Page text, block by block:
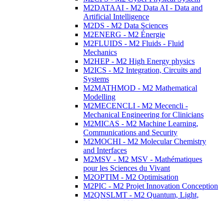
M2DATAAI - M2 Data AI - Data and
Artificial Intelligence
M2DS - M2 Data Sciences
M2ENERG - M2 Énergie
M2FLUIDS - M2 Fluids - Fluid
Mechanics
M2HEP - M2 High Energy physics
M2ICS - M2 Integration, Circuits and
Systems
M2MATHMOD - M2 Mathematical
Modelling
M2MECENCLI - M2 Mecencli -
Mechanical Engineering for Clinicians
M2MICAS - M2 Machine Learning,
Communications and Security
M2MOCHI - M2 Molecular Chemistry
and Interfaces
M2MSV - M2 MSV - Mathématiques
pour les Sciences du Vivant
M2OPTIM - M2 Optimisation
M2PIC - M2 Projet Innovation Conception
M2QNSLMT - M2 Quantum, Light,